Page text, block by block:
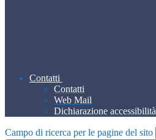
Contatti
Contatti
Web Mail
Dichiarazione accessibilità
Campo di ricerca per le pagine del sito